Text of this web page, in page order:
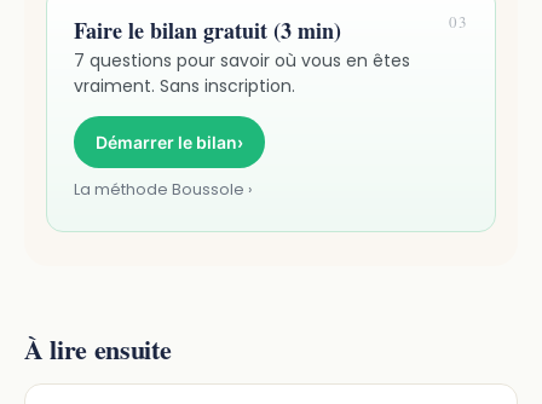
03
Faire le bilan gratuit (3 min)
7 questions pour savoir où vous en êtes
vraiment. Sans inscription.
Démarrer le bilan›
La méthode Boussole ›
À lire ensuite